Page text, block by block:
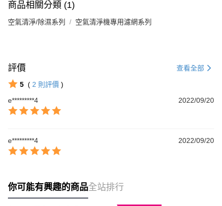
商品相關分類 (1)
空氣清淨/除濕系列 空氣清淨機專用濾網系列
評價 查看全部
5 ( 2 則評價 )
e*********4
2022/09/20
e*********4 2022/09/20
你可能有興趣的商品全站排行